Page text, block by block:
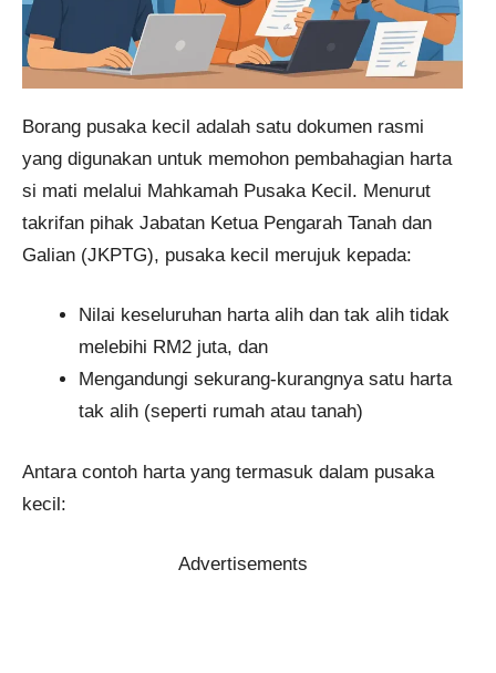
Borang pusaka kecil adalah satu dokumen rasmi
yang digunakan untuk memohon pembahagian harta
si mati melalui Mahkamah Pusaka Kecil. Menurut
takrifan pihak Jabatan Ketua Pengarah Tanah dan
Galian (JKPTG), pusaka kecil merujuk kepada:
Nilai keseluruhan harta alih dan tak alih tidak
melebihi RM2 juta, dan
Mengandungi sekurang-kurangnya satu harta
tak alih (seperti rumah atau tanah)
Antara contoh harta yang termasuk dalam pusaka
kecil:
Advertisements